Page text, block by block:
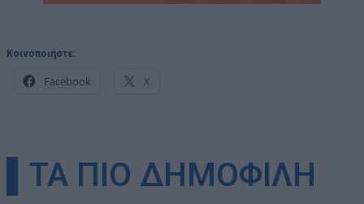
Κοινοποιήστε:
Facebook X
▌ΤΑ ΠΙΟ ΔΗΜΟΦΙΛΗ